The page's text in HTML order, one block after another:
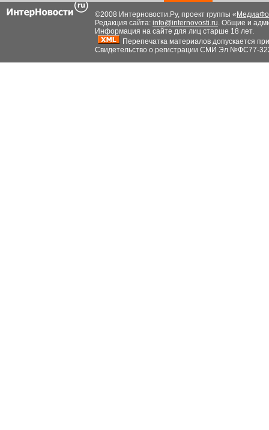
©2008 Интерновости.Ру, проект группы «
Редакция сайта: info@internovosti.ru. Общие и
Информация на сайте для лиц старше 18 лет.
Перепечатка материалов допускается
Свидетельство о регистрации СМИ Эл №ФС77-